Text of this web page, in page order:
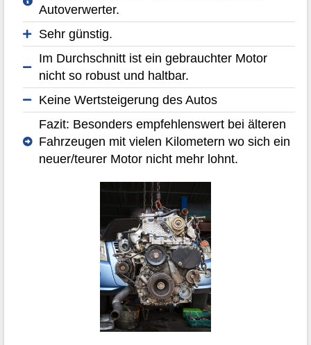
Autoverwerter.
Sehr günstig.
Im Durchschnitt ist ein gebrauchter Motor
nicht so robust und haltbar.
Keine Wertsteigerung des Autos
Fazit: Besonders empfehlenswert bei älteren
Fahrzeugen mit vielen Kilometern wo sich ein
neuer/teurer Motor nicht mehr lohnt.